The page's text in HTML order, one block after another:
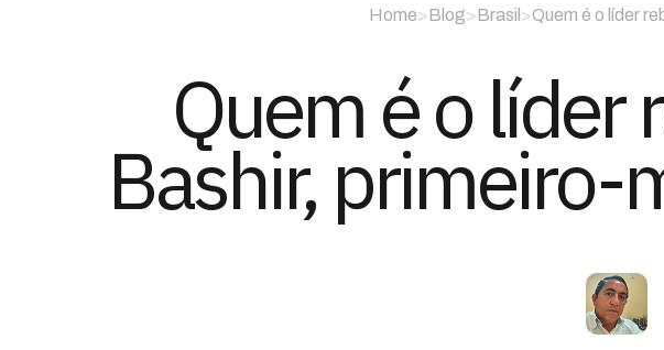
Home> Blog> Brasil >Quem é o líder
Quem é o líder
Bashir, primeiro-